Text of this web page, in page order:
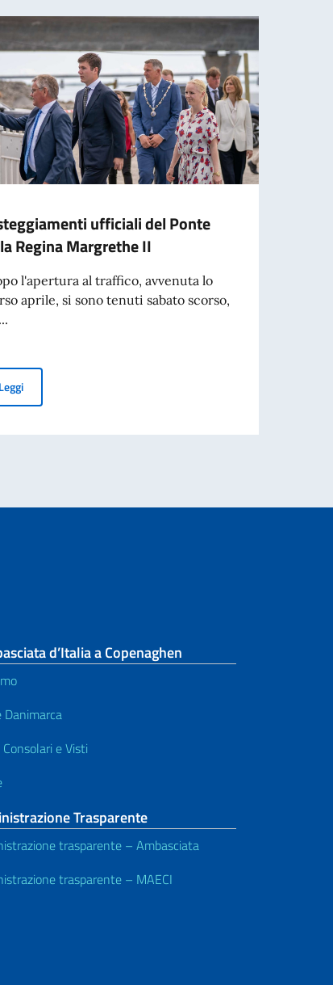
ufficiali del Ponte
Regina Margrethe II
l'apertura al traffico, avvenuta lo
aprile, si sono tenuti sabato scorso,
LeggiFesteggiamenti ufficiali del Ponte della Regina Margrethe II
d’Italia a Copenaghen
Danimarca
e Visti
Trasparente
trasparente – Ambasciata
trasparente – MAECI